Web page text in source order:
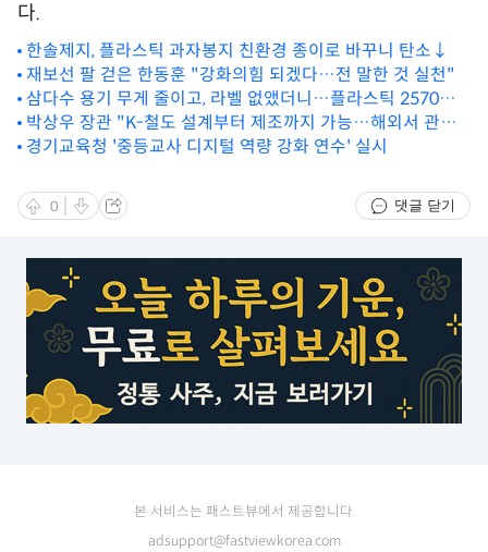
다.
한솔제지, 플라스틱 과자봉지 친환경 종이로 바꾸니 탄소↓
재보선 팔 걷은 한동훈 "강화의힘 되겠다…전 말한 것 실천"
삼다수 용기 무게 줄이고, 라벨 없앴더니…플라스틱 2570톤
감축
박상우 장관 "K-철도 설계부터 제조까지 가능…해외서 관심
많아"
경기교육청 '중등교사 디지털 역량 강화 연수' 실시
0 댓글 닫기
본 서비스는 패스트뷰에서 제공합니다.
adsupport@fastviewkorea.com